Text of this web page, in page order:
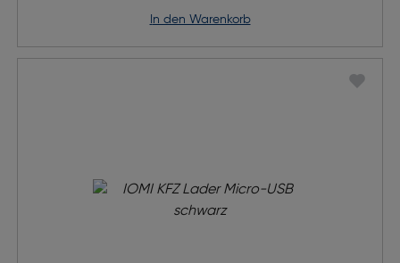
in den Warenkorb